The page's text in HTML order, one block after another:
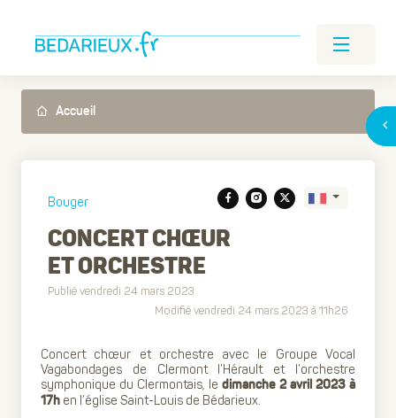
Accueil
Bouger
CONCERT CHŒUR
ET ORCHESTRE
Publié vendredi 24 mars 2023
Modifié vendredi 24 mars 2023 à 11h26
Concert chœur et orchestre avec le Groupe Vocal
Vagabondages de Clermont l’Hérault et l’orchestre
symphonique du Clermontais, le dimanche 2 avril 2023 à
17h en l’église Saint-Louis de Bédarieux.